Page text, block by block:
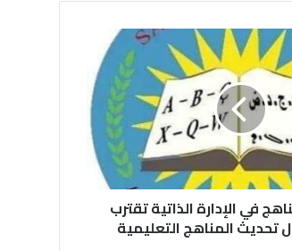
في الإدارة الذاتية تقترب
المناهج التعليمية